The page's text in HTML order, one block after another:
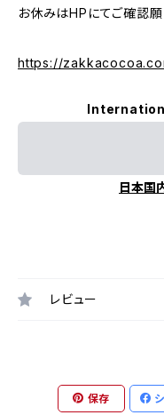
お休みはHPにてご確認
https://
日本国
レビュー
保存